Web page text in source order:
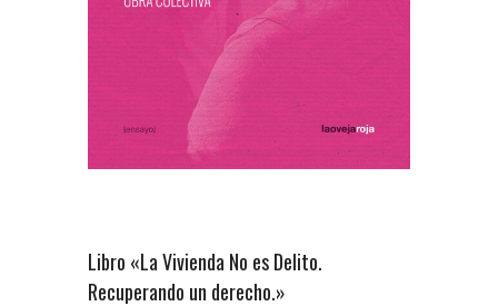
Libro «La Vivienda No es Delito.
Recuperando un derecho.»